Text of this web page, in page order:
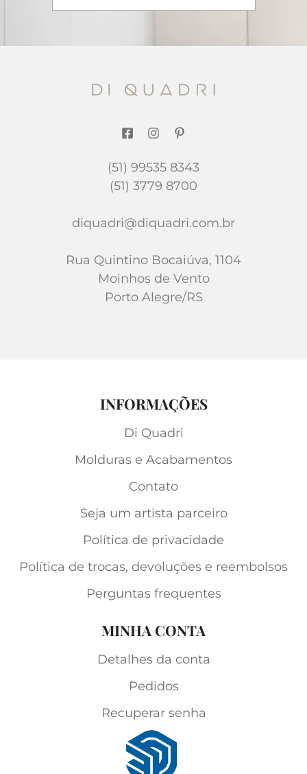
(51) 99535 8343
(51) 3779 8700
diquadri@diquadri.com.br
Rua Quintino Bocaiúva, 1104
Moinhos de Vento
Porto Alegre/RS
INFORMAÇÕES
Di Quadri
Molduras e Acabamentos
Contato
Seja um artista parceiro
Política de privacidade
Política de trocas, devoluções e reembolsos
Perguntas frequentes
MINHA CONTA
Detalhes da conta
Pedidos
Recuperar senha